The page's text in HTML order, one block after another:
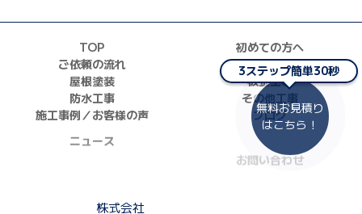
TOP
初めての方へ
ご依頼の流れ
外壁塗装
屋根塗装
板金工事
防水工事
その他工事
施工事例／お客様の声
ブログ
お問い合わせ
採用情報
正しい業者の選び方
株式会社
3ステップ簡単30秒
無料お見積り
はこちら！